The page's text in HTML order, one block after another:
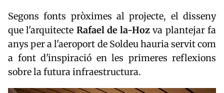
Segons fonts pròximes al projecte, el disseny
que l'arquitecte Rafael de la-Hoz va plantejar fa
anys per a l'aeroport de Soldeu hauria servit com
a font d'inspiració en les primeres reflexions
sobre la futura infraestructura.